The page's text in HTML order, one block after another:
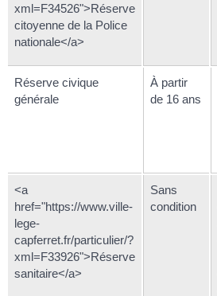
xml=F34526">Réserve
citoyenne de la Police
nationale</a>
Réserve civique
générale
À partir
de 16 ans
<a
href="https://www.ville-
lege-
capferret.fr/particulier/?
xml=F33926">Réserve
sanitaire</a>
Sans
condition